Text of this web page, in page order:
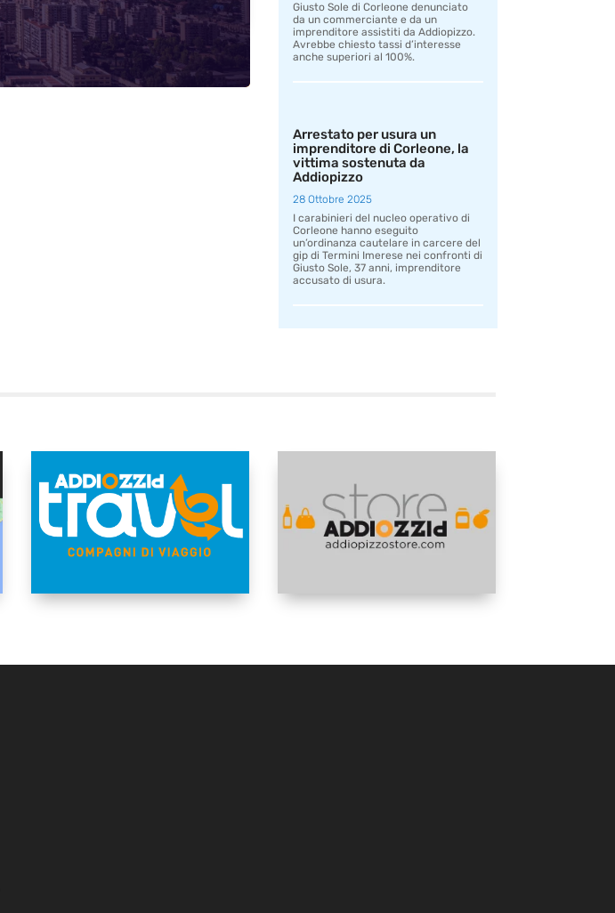
Giusto Sole di Corleone denunciato
da un commerciante e da un
imprenditore assistiti da Addiopizzo.
Avrebbe chiesto tassi d’interesse
anche superiori al 100%.
Arrestato per usura un
imprenditore di Corleone, la
vittima sostenuta da
Addiopizzo
28 Ottobre 2025
I carabinieri del nucleo operativo di
Corleone hanno eseguito
un’ordinanza cautelare in carcere del
gip di Termini Imerese nei confronti di
Giusto Sole, 37 anni, imprenditore
accusato di usura.